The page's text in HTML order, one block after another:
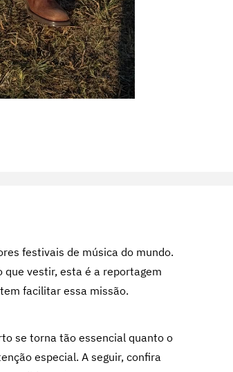
festivais de música do mundo.
que vestir, esta é a reportagem
facilitar essa missão.
se torna tão essencial quanto o
especial. A seguir, confira